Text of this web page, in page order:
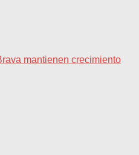
mantienen crecimiento